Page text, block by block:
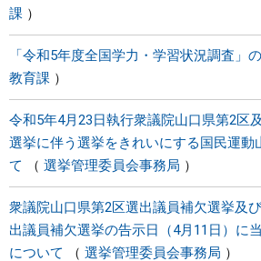
県政情報
課
「令和5年度全国学力・学習状況調査」
教育課
令和5年4月23日執行衆議院山口県第2区
選挙に伴う選挙をきれいにする国民運動
て
選挙管理委員会事務局
衆議院山口県第2区選出議員補欠選挙及
出議員補欠選挙の告示日（4月11日）に
について
選挙管理委員会事務局